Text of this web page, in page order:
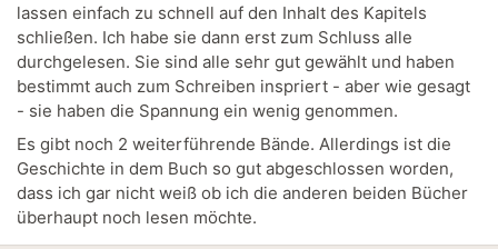
lassen einfach zu schnell auf den Inhalt des Kapitels
schließen. Ich habe sie dann erst zum Schluss alle
durchgelesen. Sie sind alle sehr gut gewählt und haben
bestimmt auch zum Schreiben inspriert - aber wie gesagt
- sie haben die Spannung ein wenig genommen.
Es gibt noch 2 weiterführende Bände. Allerdings ist die
Geschichte in dem Buch so gut abgeschlossen worden,
dass ich gar nicht weiß ob ich die anderen beiden Bücher
überhaupt noch lesen möchte.